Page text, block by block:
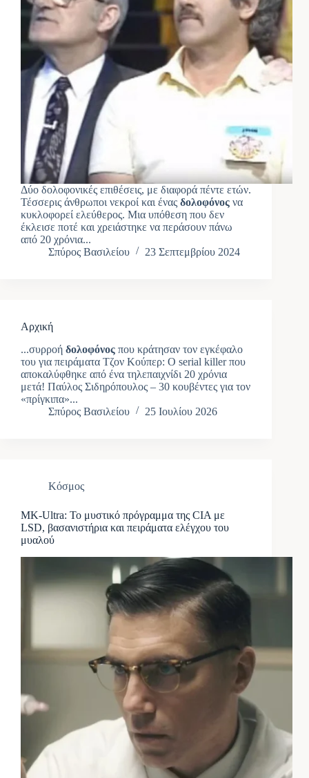
Δύο δολοφονικές επιθέσεις, με διαφορά πέντε ετών.
Τέσσερις άνθρωποι νεκροί και ένας δολοφόνος να
κυκλοφορεί ελεύθερος. Μια υπόθεση που δεν
έκλεισε ποτέ και χρειάστηκε να περάσουν πάνω
από 20 χρόνια...
Σπύρος Βασιλείου
23 Σεπτεμβρίου 2024
Αρχική
...συρροή δολοφόνος που κράτησαν τον εγκέφαλο
του για πειράματα Τζον Κούπερ: Ο serial killer που
αποκαλύφθηκε από ένα τηλεπαιχνίδι 20 χρόνια
μετά! Παύλος Σιδηρόπουλος – 30 κουβέντες για τον
«πρίγκιπα»...
Σπύρος Βασιλείου
25 Ιουλίου 2026
Κόσμος
MK-Ultra: Το μυστικό πρόγραμμα της CIA με
LSD, βασανιστήρια και πειράματα ελέγχου του
μυαλού